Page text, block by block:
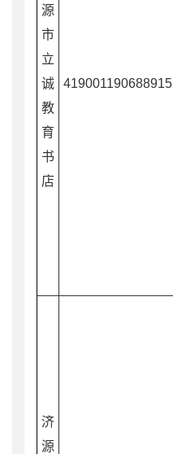
源
市
立
诚
教
育
书
店
419001190688915
济
源